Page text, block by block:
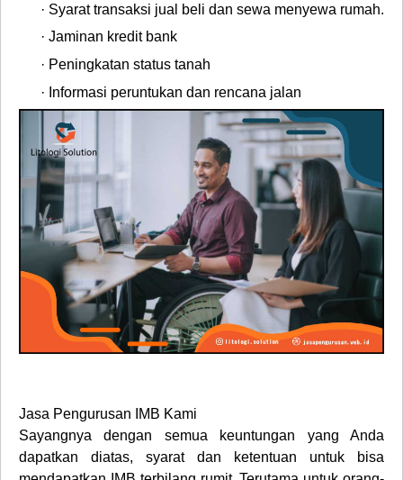
· Syarat transaksi jual beli dan sewa menyewa rumah.
· Jaminan kredit bank
· Peningkatan status tanah
· Informasi peruntukan dan rencana jalan
Jasa Pengurusan IMB Kami
Sayangnya dengan semua keuntungan yang Anda
dapatkan diatas, syarat dan ketentuan untuk bisa